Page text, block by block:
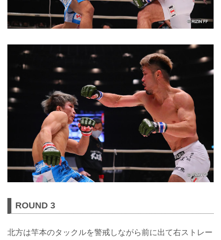
ROUND 3
北方は竿本のタックルを警戒しながら前に出て右ストレー